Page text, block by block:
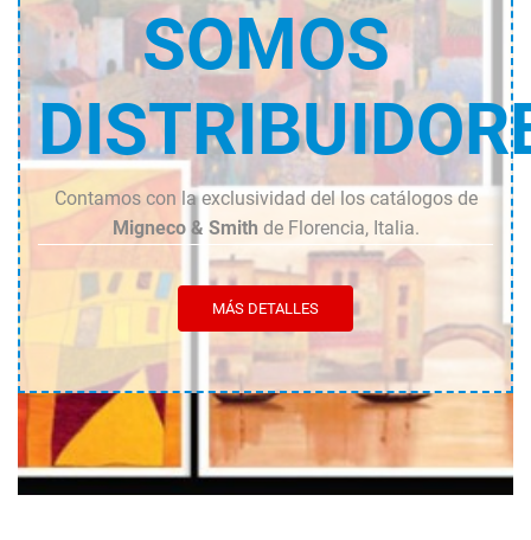
SOMOS
Contamos con la exclusividad del los catálogos de
Migneco & Smith de Florencia, Italia.
MÁS DETALLES